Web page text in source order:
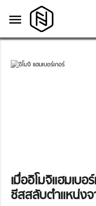
menu
menu
เมื่ออิโมจิแฮมเบ
ชีสสลับตำแหน่ง